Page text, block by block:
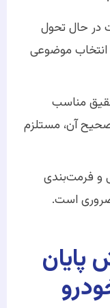
در حال تحول
انتخاب موضوعی
مناسب
آن، مستلزم
و فرمت‌بندی
ضروری است.
پایان